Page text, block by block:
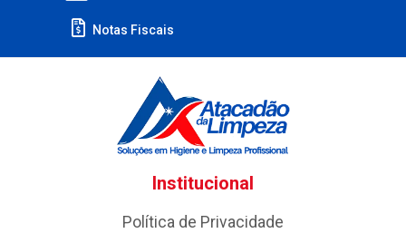
Notas Fiscais
Institucional
Política de Privacidade